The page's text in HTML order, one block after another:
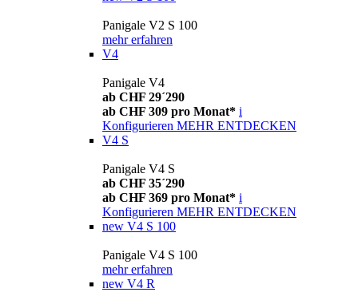
Panigale V2 S 100
mehr erfahren
V4
Panigale V4
ab CHF 29´290
ab CHF 309 pro Monat* i
Konfigurieren MEHR ENTDECKEN
V4 S
Panigale V4 S
ab CHF 35´290
ab CHF 369 pro Monat* i
Konfigurieren MEHR ENTDECKEN
new V4 S 100
Panigale V4 S 100
mehr erfahren
new V4 R